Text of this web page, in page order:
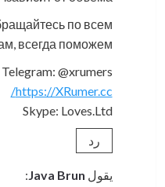
по всем
всегда поможем.
Telegram: @xrumers
https://XRumer.cc/
Skype: Loves.Ltd
رد
يقول Java Brun
: